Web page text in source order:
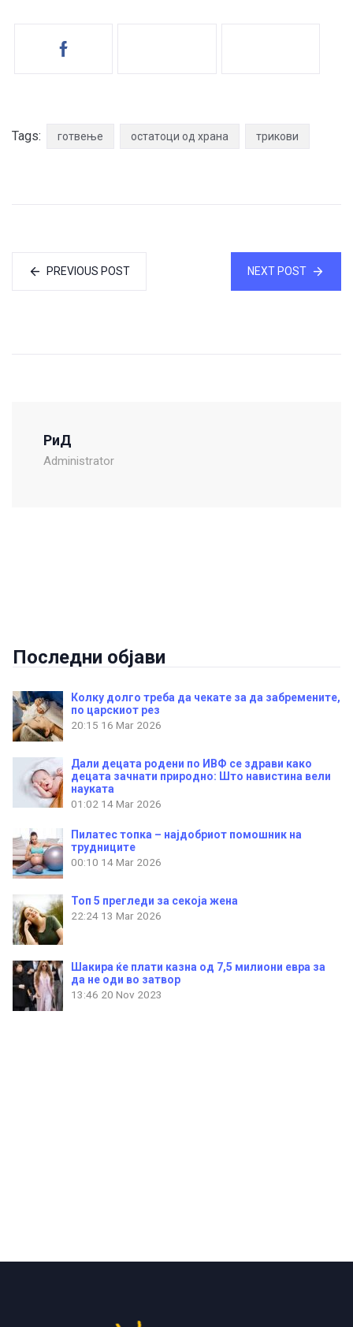
Tags: готвење остатоци од храна трикови
PREVIOUS POST NEXT POST
РиД
Administrator
Последни објави
Колку долго треба да чекате за да забремените,
по царскиот рез
20:15 16 Mar 2026
Дали децата родени по ИВФ се здрави како
децата зачнати природно: Што навистина вели
науката
01:02 14 Mar 2026
Пилатес топка – најдобриот помошник на
трудниците
00:10 14 Mar 2026
Топ 5 прегледи за секоја жена
22:24 13 Mar 2026
Шакира ќе плати казна од 7,5 милиони евра за
да не оди во затвор
13:46 20 Nov 2023